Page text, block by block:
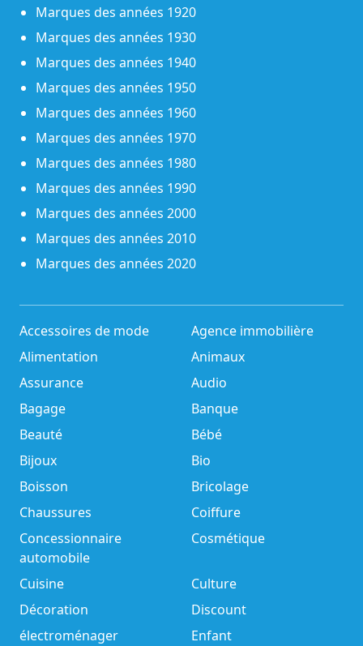
Marques des années 1920
Marques des années 1930
Marques des années 1940
Marques des années 1950
Marques des années 1960
Marques des années 1970
Marques des années 1980
Marques des années 1990
Marques des années 2000
Marques des années 2010
Marques des années 2020
Accessoires de mode
Agence immobilière
Alimentation
Animaux
Assurance
Audio
Bagage
Banque
Beauté
Bébé
Bijoux
Bio
Boisson
Bricolage
Chaussures
Coiffure
Concessionnaire
automobile
Cosmétique
Cuisine
Culture
Décoration
Discount
électroménager
Enfant